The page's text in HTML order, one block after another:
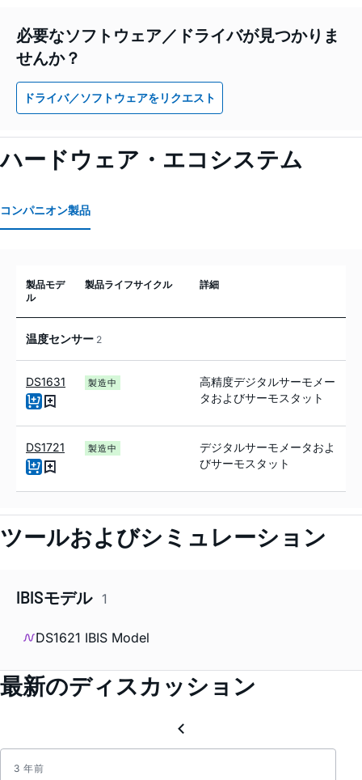
必要なソフトウェア／ドライバが見つかりま
せんか？
ドライバ／ソフトウェアをリクエスト
ハードウェア・エコシステム
コンパニオン製品
製品モデ
ル
製品ライフサイクル 詳細
温度センサー 2
DS1631 製造中
高精度デジタルサーモメー
タおよびサーモスタット
DS1721 製造中
デジタルサーモメータおよ
びサーモスタット
ツールおよびシミュレーション
IBISモデル 1
DS1621 IBIS Model
最新のディスカッション
3 年前